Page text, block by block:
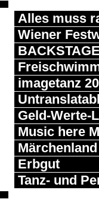
Alles muss
Wiener
imagetanz
Geld-Werte-
Music here
Märchenland
Erbgut
Tanz- und